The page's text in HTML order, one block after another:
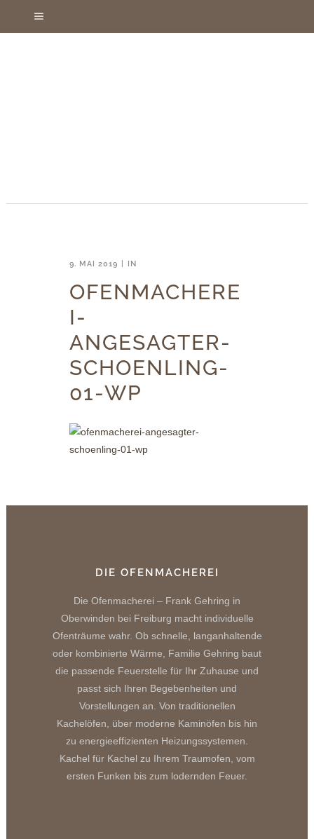
9. MAI 2019 IN
OFENMACHERE
I-
ANGESAGTER-
SCHOENLING-
01-WP
DIE OFENMACHEREI
Die Ofenmacherei – Frank Gehring in
Oberwinden bei Freiburg macht individuelle
Ofenträume wahr. Ob schnelle, langanhaltende
oder kombinierte Wärme, Familie Gehring baut
die passende Feuerstelle für Ihr Zuhause und
passt sich Ihren Begebenheiten und
Vorstellungen an. Von traditionellen
Kachelöfen, über moderne Kaminöfen bis hin
zu energieeffizienten Heizungssystemen.
Kachel für Kachel zu Ihrem Traumofen, vom
ersten Funken bis zum lodernden Feuer.